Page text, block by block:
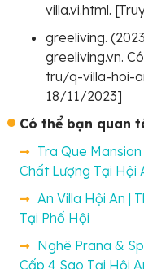
villa.vi.html.
greeliving.
greeliving.vn.
tru/q-villa-hoi-
18/11/2023]
Có thể bạn quan
Tra Que
Chất Lượng Tại Hội
An Villa Hội An |
Tại Phố Hội
Nghê Prana &
Cấp 4 Sao Tại Hội